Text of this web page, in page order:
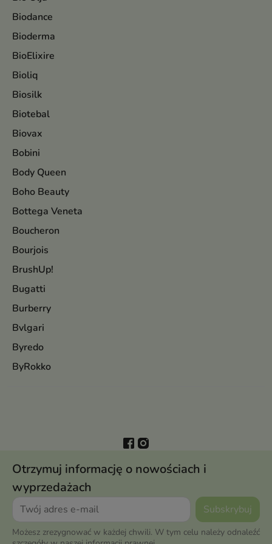
Biodance
Bioderma
BioElixire
Bioliq
Biosilk
Biotebal
Biovax
Bobini
Body Queen
Boho Beauty
Bottega Veneta
Boucheron
Bourjois
BrushUp!
Bugatti
Burberry
Bvlgari
Byredo
ByRokko
Otrzymuj informację o nowościach i
wyprzedażach
Możesz zrezygnować w każdej chwili. W tym celu należy odnaleźć